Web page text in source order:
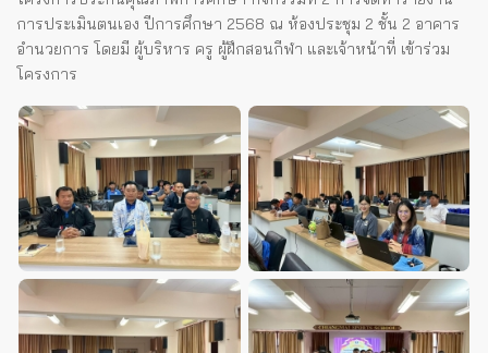
การประเมินตนเอง ปีการศึกษา 2568 ณ ห้องประชุม 2 ชั้น 2 อาคาร
อำนวยการ โดยมี ผู้บริหาร ครู ผู้ฝึกสอนกีฬา และเจ้าหน้าที่ เข้าร่วม
โครงการ